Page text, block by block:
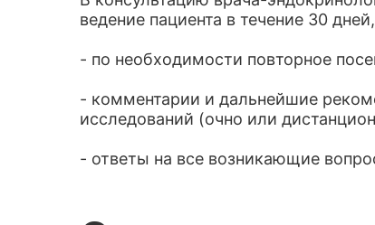
ведение пациента в течение 30
- по необходимости повторное
- комментарии и дальнейшие
исследований (очно или
- ответы на все возникающие